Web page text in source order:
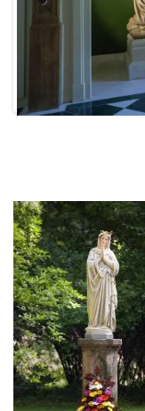
Previous